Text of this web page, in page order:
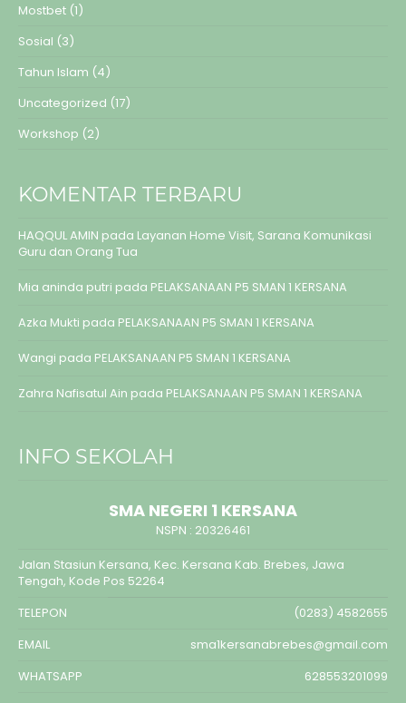
Mostbet (1)
Sosial (3)
Tahun Islam (4)
Uncategorized (17)
Workshop (2)
KOMENTAR TERBARU
HAQQUL AMIN pada Layanan Home Visit, Sarana Komunikasi
Guru dan Orang Tua
Mia aninda putri pada PELAKSANAAN P5 SMAN 1 KERSANA
Azka Mukti pada PELAKSANAAN P5 SMAN 1 KERSANA
Wangi pada PELAKSANAAN P5 SMAN 1 KERSANA
Zahra Nafisatul Ain pada PELAKSANAAN P5 SMAN 1 KERSANA
INFO SEKOLAH
SMA NEGERI 1 KERSANA
NSPN : 20326461
Jalan Stasiun Kersana, Kec. Kersana Kab. Brebes, Jawa
Tengah, Kode Pos 52264
TELEPON
(0283) 4582655
EMAIL
sma1kersanabrebes@gmail.com
WHATSAPP
628553201099